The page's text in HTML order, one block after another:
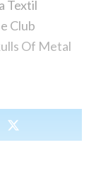
Textil
Club
Of Metal